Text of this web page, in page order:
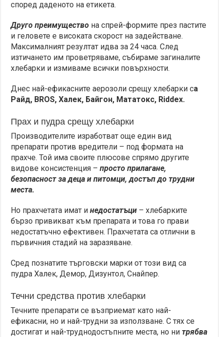
според даденото на етикета.
Друго преимущество на спрей-формите през пастите
и геловете е високата скорост на задействане.
Максималният резултат идва за 24 часа. След
изтичането им проветряваме, събираме загиналите
хлебарки и измиваме всички повърхности.
Днес най-ефикасните аерозоли срещу хлебарки са
Райд, BROS, Халек, Байгон, Мататокс, Riddex.
Прах и пудра срещу хлебарки
Производителите изработват още един вид
препарати против вредители – под формата на
прахче. Той има своите плюсове спрямо другите
видове консистенция – просто прилагане,
безопасност за деца и питомци, достъп до трудни
места.
Но прахчетата имат инедостатъци – хлебарките
бързо привикват към препарата и това го прави
недостатъчно ефективен. Прахчетата са отлични в
първичния стадий на заразяване.
Сред познатите търговски марки от този вид са
пудра Халек, Демор, Дизунтол, Снайпер.
Течни средства против хлебарки
Течните препарати се възприемат като най-
ефикасни, но и най-трудни за използване. С тях се
достигат и най-труднодостъпните места, но нитрябва